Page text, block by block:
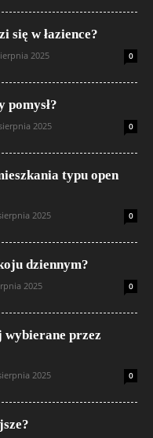
się w łazience?
2025 0
pomysł?
2025 0
typu open
2025 0
dziennym?
2025 0
przez
2025 0